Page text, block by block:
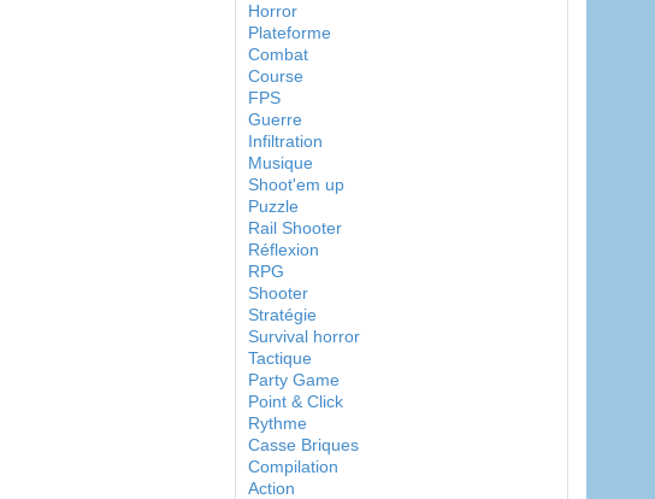
Horror
Plateforme
Combat
Course
FPS
Guerre
Infiltration
Musique
Shoot'em up
Puzzle
Rail Shooter
Réflexion
RPG
Shooter
Stratégie
Survival horror
Tactique
Party Game
Point & Click
Rythme
Casse Briques
Compilation
Action